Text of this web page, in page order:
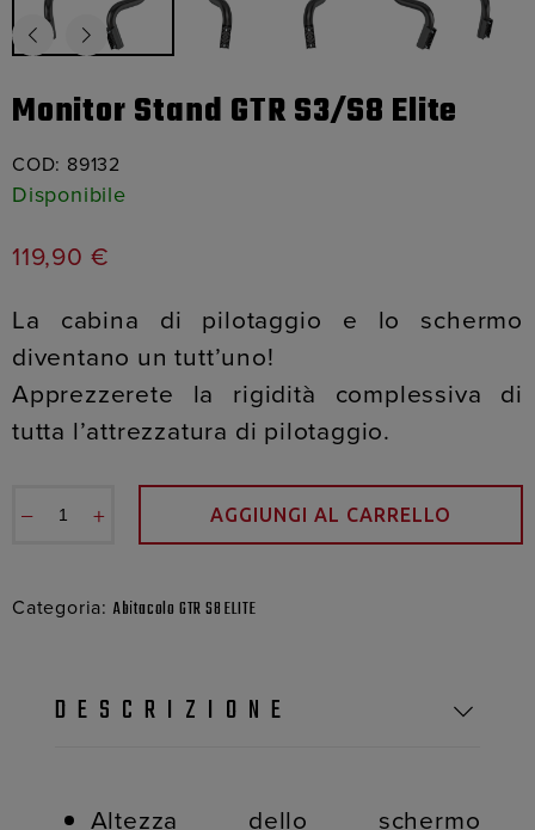
Monitor Stand GTR S3/S8 Elite
COD: 89132
Disponibile
119,90 €
La cabina di pilotaggio e lo schermo
diventano un tutt’uno!
Apprezzerete la rigidità complessiva di
tutta l’attrezzatura di pilotaggio.
− + AGGIUNGI AL CARRELLO
Categoria: Abitacolo GTR S8 ELITE
DESCRIZIONE
Altezza dello schermo